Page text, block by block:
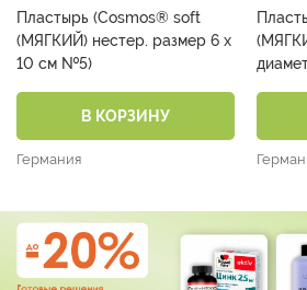
Пластырь (Cosmos® soft
(МЯГКИЙ) нестер. размер 6 х
10 см №5)
В КОРЗИНУ
Германия